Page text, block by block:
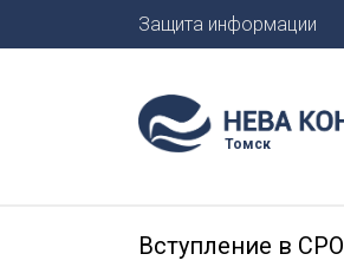
Защита информации
Томск
Вступление в СРО